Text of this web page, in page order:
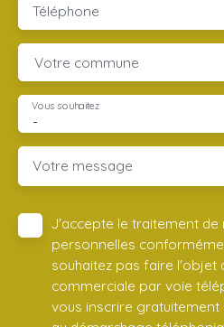
Téléphone
Votre commune
-
Vous souhaitez
Votre message
J'accepte le traitement de
personnelles
souhaitez pas faire l'objet
commerciale par voie
vous inscrire